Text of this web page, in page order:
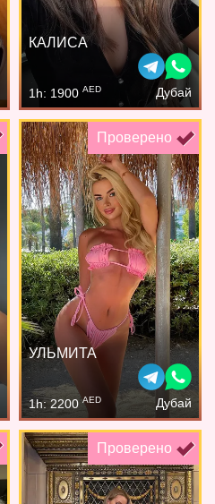
КАЛИСА
1h: 1900 AED Дубай
Проверено
УЛЬМИТА
1h: 2200AED Дубай
Проверено